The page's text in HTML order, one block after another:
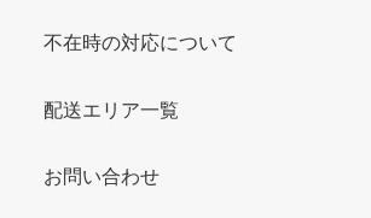
不在時の対応について
配送エリア一覧
お問い合わせ